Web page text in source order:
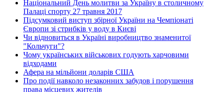
Національний День молитви за Україну в столичному
Палаці спорту 27 травня 2017
Підсумковий виступ збірної України на Чемпіонаті
Європи зі стрибків у воду в Києві
Чи відновиться в Україні виробництво знаменитої
"Кольчуги"?
Чому українських військових годують харчовими
відходами
Афера на мільйони доларів США
Про події навколо незаконних забудов і порушення
права місцевих жителів